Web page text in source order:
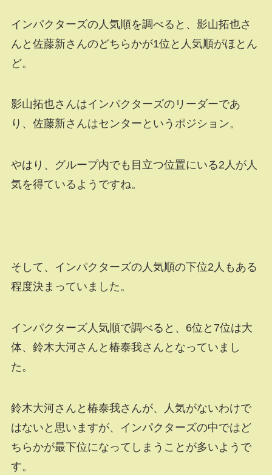
インパクターズの人気順を調べると、影山拓也さ
んと佐藤新さんのどちらかが1位と人気順がほとん
ど。
影山拓也さんはインパクターズのリーダーであ
り、佐藤新さんはセンターというポジション。
やはり、グループ内でも目立つ位置にいる2人が人
気を得ているようですね。
そして、インパクターズの人気順の下位2人もある
程度決まっていました。
インパクターズ人気順で調べると、6位と7位は大
体、鈴木大河さんと椿泰我さんとなっていまし
た。
鈴木大河さんと椿泰我さんが、人気がないわけで
はないと思いますが、インパクターズの中ではど
ちらかが最下位になってしまうことが多いようで
す。